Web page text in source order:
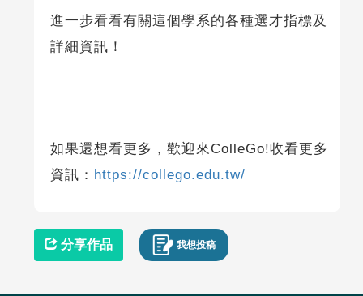
進一步看看有關這個學系的各種選才指標及
詳細資訊！
如果還想看更多，歡迎來ColleGo!收看更多
資訊： https://collego.edu.tw/
分享作品 我想投稿